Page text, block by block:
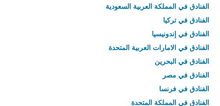
الفنادق في المملكة العربية السعودية
الفنادق في تركيا
الفنادق في إندونيسيا
الفنادق في الامارات العربية المتحدة
الفنادق في البحرين
الفنادق في مصر
الفنادق في فرنسا
الفنادق في المملكة المتحدة